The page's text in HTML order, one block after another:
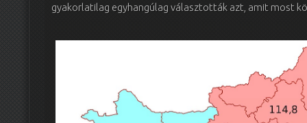
gyakorlatilag egyhangúlag választották azt, amit most